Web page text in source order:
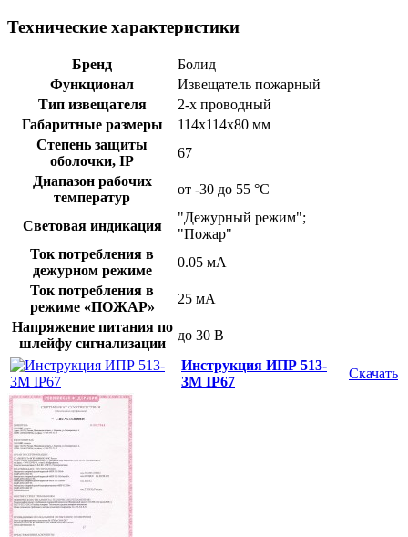
Технические характеристики
Бренд
Болид
Функционал
Извещатель пожарный
Тип извещателя
2-х проводный
Габаритные размеры
114х114х80 мм
Степень защиты
оболочки, IP
67
Диапазон рабочих
температур
от -30 до 55 °С
Световая индикация
"Дежурный режим";
"Пожар"
Ток потребления в
дежурном режиме
0.05 мА
Ток потребления в
режиме «ПОЖАР»
25 мА
Напряжение питания по
шлейфу сигнализации
до 30 В
Инструкция ИПР 513-
3М IP67
Скачать